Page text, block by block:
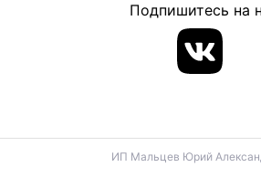
Подпишитесь на
ИП Мальцев Юрий